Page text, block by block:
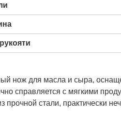
нож для масла и сыра,
справляется с мягкими
прочной стали, практически